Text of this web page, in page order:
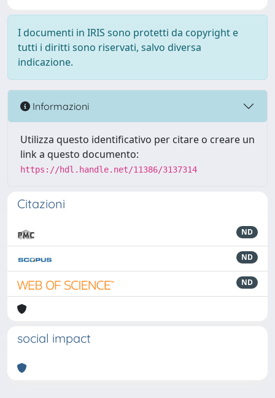
I documenti in IRIS sono protetti da copyright e
tutti i diritti sono riservati, salvo diversa
indicazione.
Informazioni
Utilizza questo identificativo per citare o creare un
link a questo documento:
https://hdl.handle.net/11386/3137314
Citazioni
ND
ND
ND
social impact